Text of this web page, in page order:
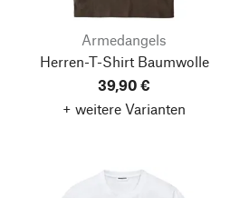
Armedangels
Herren-T-Shirt Baumwolle
39,90 €
+ weitere Varianten